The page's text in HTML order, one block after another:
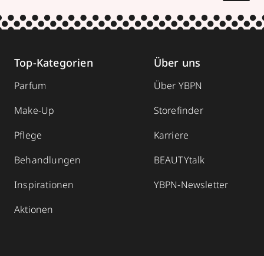
Top-Kategorien
Parfum
Make-Up
Pflege
Behandlungen
Inspirationen
Aktionen
Über uns
Über YBPN
Storefinder
Karriere
BEAUTYtalk
YBPN-Newsletter